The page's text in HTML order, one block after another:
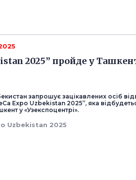
2025” пройде у
запрошує зацікавлених осіб
Expo Uzbekistan 2025”, яка
у «Узекспоцентрі».
Uzbekistan 2025